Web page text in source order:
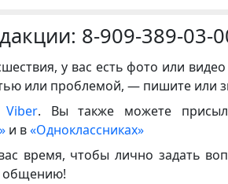
8-909-389-03-
у вас есть фото или
или проблемой, — пишите или
Viber. Вы также можете
и в«Одноклассниках»
время, чтобы лично задать
общению!